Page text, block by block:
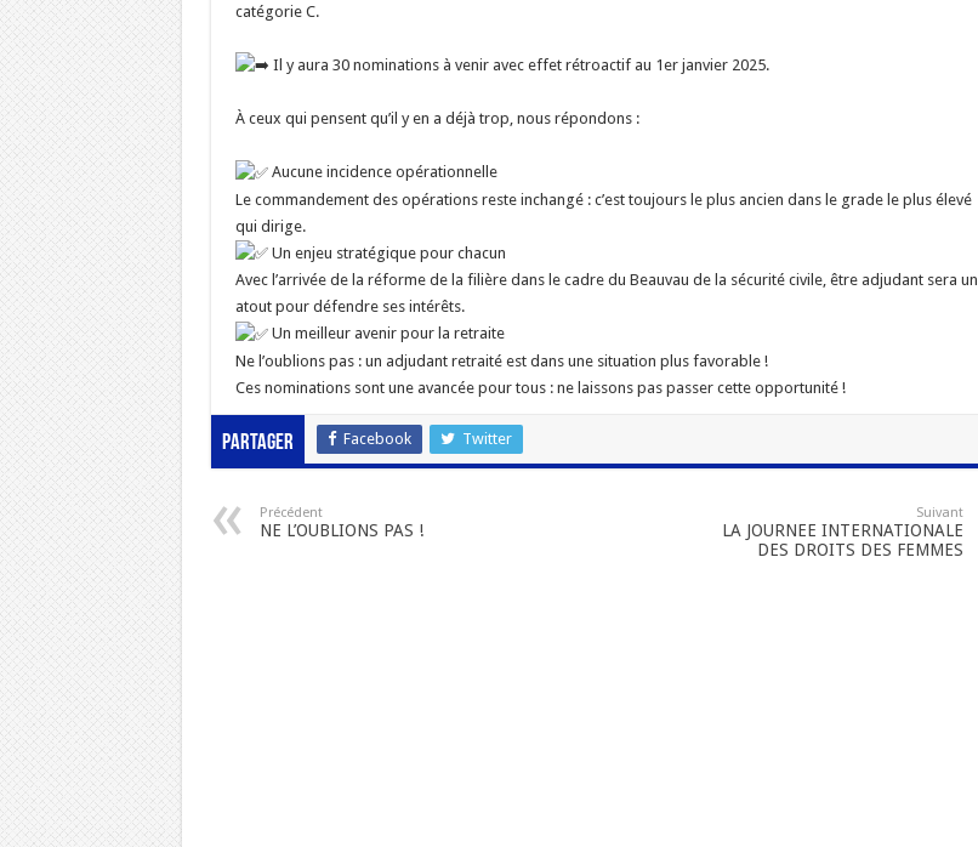
catégorie C.
Il y aura 30 nominations à venir avec effet rétroactif au 1er janvier 2025.
À ceux qui pensent qu’il y en a déjà trop, nous répondons :
Aucune incidence opérationnelle
Le commandement des opérations reste inchangé : c’est toujours le plus ancien dans le grade le plus élevé
qui dirige.
Un enjeu stratégique pour chacun
Avec l’arrivée de la réforme de la filière dans le cadre du Beauvau de la sécurité civile, être adjudant sera un
atout pour défendre ses intérêts.
Un meilleur avenir pour la retraite
Ne l’oublions pas : un adjudant retraité est dans une situation plus favorable !
Ces nominations sont une avancée pour tous : ne laissons pas passer cette opportunité !
Partager Facebook Twitter
Précédent
NE L’OUBLIONS PAS !
Suivant
LA JOURNEE INTERNATIONALE
DES DROITS DES FEMMES